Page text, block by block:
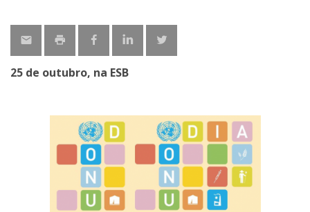
25 de outubro, na ESB